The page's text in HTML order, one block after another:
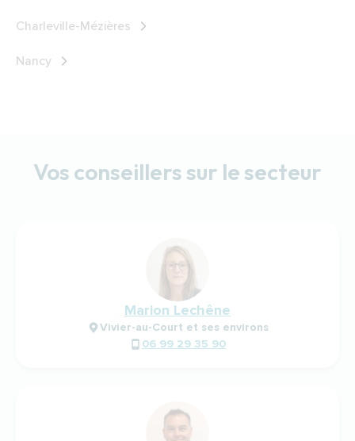
Charleville-Mézières
Nancy
Vos conseillers sur le secteur
Marion Lechêne
Vivier-au-Court et ses environs
06 99 29 35 90